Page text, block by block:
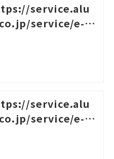
service.alu
service/e-le
service.alu
service/e-le